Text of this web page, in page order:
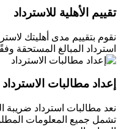
تقييم الأهلية للاسترداد
نقوم بتقييم مدى أهليتك
استرداد المبالغ المستحقة
إعداد مطالبات الاسترداد
نعد مطالبات استرداد ضريبة
تشمل جميع المعلومات